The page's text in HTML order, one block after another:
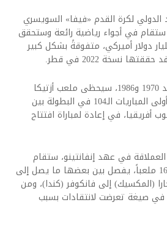
الدولي لكرة القدم «فيفا» السويسري
ستقام في أجواء رياضية رائعة وستحقق
قياسية تبلغ 11 مليار دولار أميركي، متفوقةً بشكل كبير
للمرة الثالثة في التاريخ بعد 1970 و1986، سيحظى ملعب أزتيكا
الأسطوري بشرف احتضان، أولى المباريات الـ104 في البطولة بين
أفريقيا، في إعادة لمباراة افتتاح
في عهد إنفانتينو، ستقام
البطولة للمرة الأولى على 16 ملعباً، يفصل بين بعضها ما يصل إلى
(المكسيك) إلى فانكوفر (كندا)، ومن
صيغة تعرضت لانتقادات بسبب